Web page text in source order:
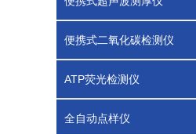
便携式二氧化碳检测仪
ATP荧光检测仪
全自动点样仪